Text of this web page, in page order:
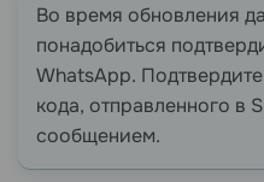
Во время обновления
понадобиться
WhatsApp.
кода, отправленного в
сообщением.